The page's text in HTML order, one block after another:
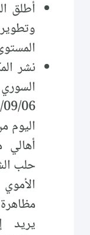
أطلق
المستوى
نشر
حلب
يريد